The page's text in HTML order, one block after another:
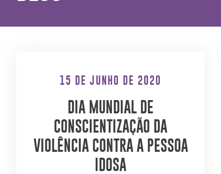
15 DE JUNHO DE 2020
DIA MUNDIAL DE
CONSCIENTIZAÇÃO DA
VIOLÊNCIA CONTRA A PESSOA
IDOSA